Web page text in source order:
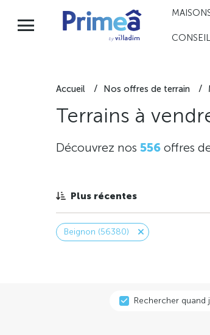
Accueil Nos offres de terrain
Terrains à
Découvrez nos 556 offres
Plus récentes
Beignon (56380)
Rechercher quand